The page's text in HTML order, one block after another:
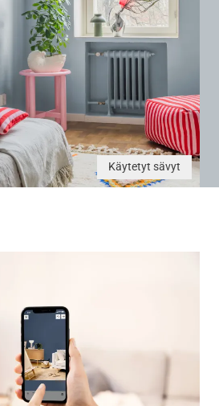
Käytetyt sävyt